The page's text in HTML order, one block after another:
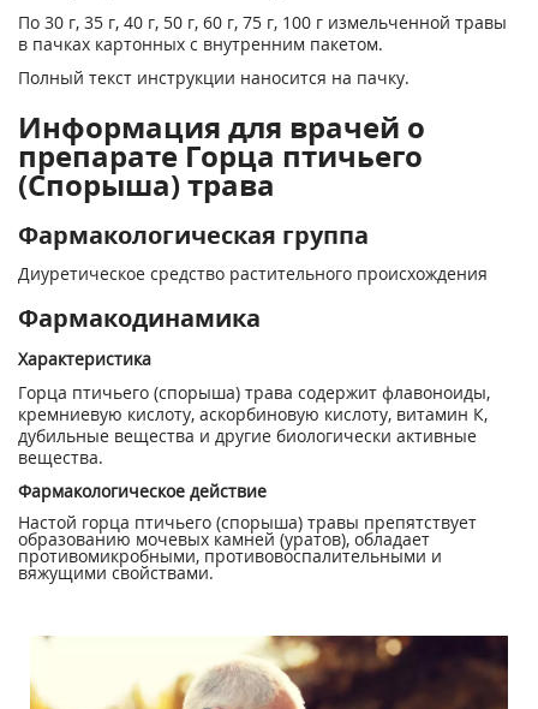
По 30 г, 35 г, 40 г, 50 г, 60 г, 75 г, 100 г измельченной травы
в пачках картонных с внутренним пакетом.
Полный текст инструкции наносится на пачку.
Информация для врачей о
препарате Горца птичьего
(Спорыша) трава
Фармакологическая группа
Диуретическое средство растительного происхождения
Фармакодинамика
Характеристика
Горца птичьего (спорыша) трава содержит флавоноиды,
кремниевую кислоту, аскорбиновую кислоту, витамин К,
дубильные вещества и другие биологически активные
вещества.
Фармакологическое действие
Настой горца птичьего (спорыша) травы препятствует
образованию мочевых камней (уратов), обладает
противомикробными, противовоспалительными и
вяжущими свойствами.